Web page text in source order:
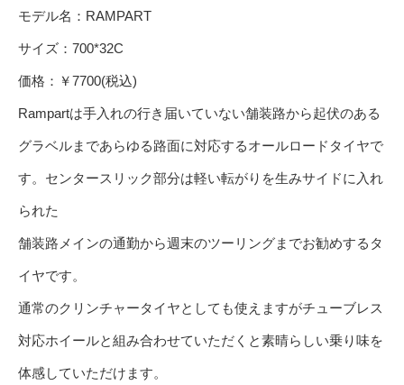
モデル名：RAMPART
サイズ：700*32C
価格：￥7700(税込)
Rampartは手入れの行き届いていない舗装路から起伏のある
グラベルまであらゆる路面に対応するオールロードタイヤで
す。センタースリック部分は軽い転がりを生みサイドに入れ
られた
舗装路メインの通勤から週末のツーリングまでお勧めするタ
イヤです。
通常のクリンチャータイヤとしても使えますがチューブレス
対応ホイールと組み合わせていただくと素晴らしい乗り味を
体感していただけます。